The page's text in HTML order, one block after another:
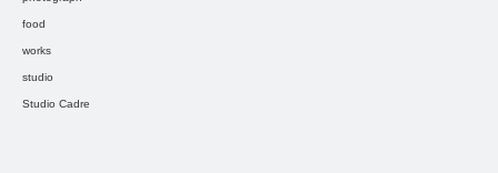
food
works
studio
Studio Cadre